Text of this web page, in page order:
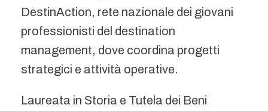
DestinAction, rete nazionale dei giovani
professionisti del destination
management, dove coordina progetti
strategici e attività operative.
Laureata in Storia e Tutela dei Beni